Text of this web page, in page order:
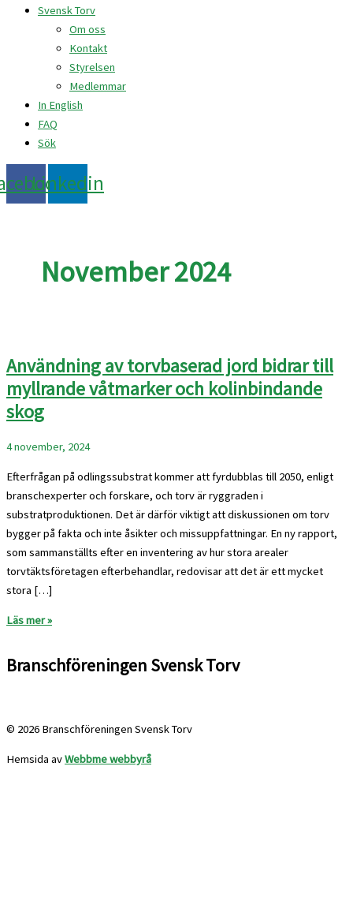
Svensk Torv
Om oss
Kontakt
Styrelsen
Medlemmar
In English
FAQ
Sök
Linkedin
November 2024
Användning av torvbaserad jord bidrar till
myllrande våtmarker och kolinbindande
skog
4 november, 2024
Efterfrågan på odlingssubstrat kommer att fyrdubblas till 2050, enligt
branschexperter och forskare, och torv är ryggraden i
substratproduktionen. Det är därför viktigt att diskussionen om torv
bygger på fakta och inte åsikter och missuppfattningar. En ny rapport,
som sammanställts efter en inventering av hur stora arealer
torvtäktsföretagen efterbehandlar, redovisar att det är ett mycket
stora […]
Läs mer »
Branschföreningen Svensk Torv
© 2026 Branschföreningen Svensk Torv
Hemsida avWebbme webbyrå